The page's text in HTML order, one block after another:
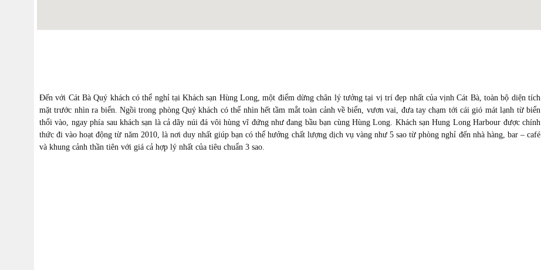
Đến với Cát Bà Quý khách có thể nghỉ tại Khách sạn Hùng Long, một điểm dừng chân lý tưởng tại vị trí đẹp nhất của vịnh Cát Bà, toàn bộ diện tích
mặt trước nhìn ra biển. Ngồi trong phòng Quý khách có thể nhìn hết tầm mắt toàn cảnh về biển, vươn vai, đưa tay chạm tới cái gió mát lạnh từ biển
thổi vào, ngay phía sau khách sạn là cả dãy núi đá vôi hùng vĩ đứng như đang bầu bạn cùng Hùng Long. Khách sạn Hung Long Harbour được chính
thức đi vào hoạt động từ năm 2010, là nơi duy nhất giúp bạn có thể hưởng chất lượng dịch vụ vàng như 5 sao từ phòng nghỉ đến nhà hàng, bar – café
và khung cảnh thần tiên với giá cả hợp lý nhất của tiêu chuẩn 3 sao.